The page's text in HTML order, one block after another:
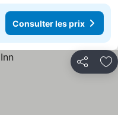
Consulter les prix
Partager